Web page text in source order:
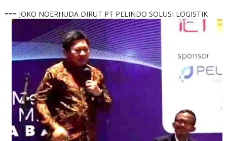
=== JOKO NOERHUDA DIRUT PT PELINDO SOLUSI LOGISTIK